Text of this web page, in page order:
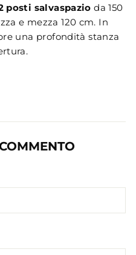
posti salvaspazio da 150
e mezza 120 cm. In
una profondità stanza